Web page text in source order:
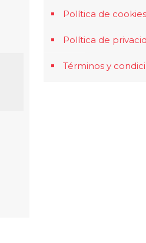
Política de cookies
Política de
Términos y